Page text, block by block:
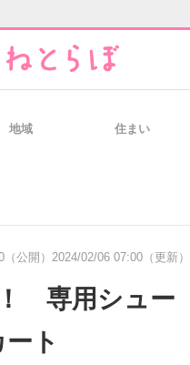
経営リ
術・比較・事例 製造業
地域 住まい
公開） 2024/02/06 07:00（更新）
専用シュー
ト